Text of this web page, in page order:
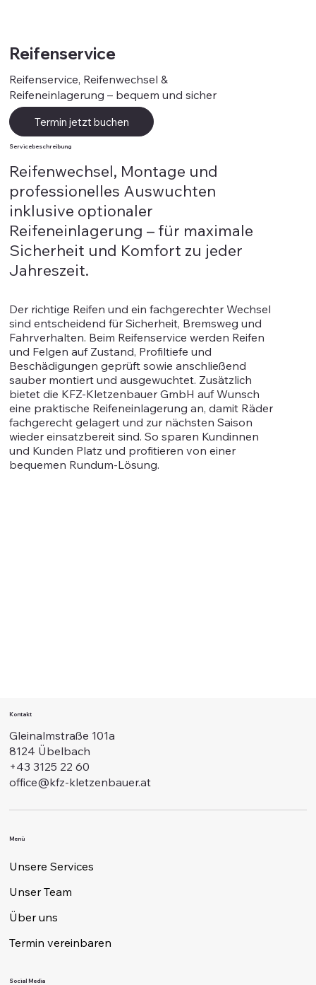
Reifenservice
Reifenservice, Reifenwechsel &
Reifeneinlagerung – bequem und sicher
Termin jetzt buchen
Servicebeschreibung
Reifenwechsel, Montage und
professionelles Auswuchten
inklusive optionaler
Reifeneinlagerung – für maximale
Sicherheit und Komfort zu jeder
Jahreszeit.
Der richtige Reifen und ein fachgerechter Wechsel
sind entscheidend für Sicherheit, Bremsweg und
Fahrverhalten. Beim Reifenservice werden Reifen
und Felgen auf Zustand, Profiltiefe und
Beschädigungen geprüft sowie anschließend
sauber montiert und ausgewuchtet. Zusätzlich
bietet die KFZ-Kletzenbauer GmbH auf Wunsch
eine praktische Reifeneinlagerung an, damit Räder
fachgerecht gelagert und zur nächsten Saison
wieder einsatzbereit sind. So sparen Kundinnen
und Kunden Platz und profitieren von einer
bequemen Rundum-Lösung.
Kontakt
Gleinalmstraße 101a
8124 Übelbach
+43 3125 22 60
office@kfz-kletzenbauer.at
Menü
Unsere Services
Unser Team
Über uns
Termin vereinbaren
Social Media